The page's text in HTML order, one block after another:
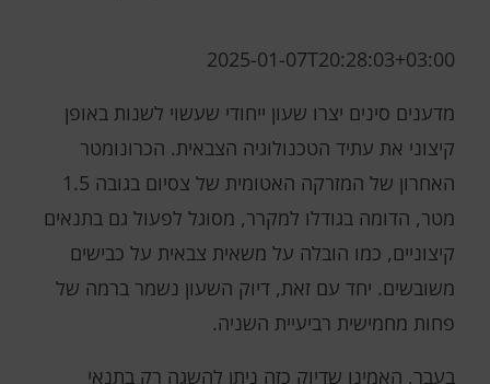
2025-01-07T20:28:03+03:00
מדענים סינים יצרו שעון ייחודי שעשוי לשנות באופן
קיצוני את עתיד הטכנולוגיה הצבאית. הכרונומטר
האחרון של המזרקה האטומית של צסיום בגובה 1.5
מטר, הדומה בגודלו למקרר, מסוגל לפעול גם בתנאים
קיצוניים, כמו הובלה על משאית צבאית על כבישים
משובשים. יחד עם זאת, דיוק השעון נשמר ברמה של
פחות מחמישית רביעיית השניה.
בעבר, האמינו שדיוק כזה ניתן להשגה רק בתנאי